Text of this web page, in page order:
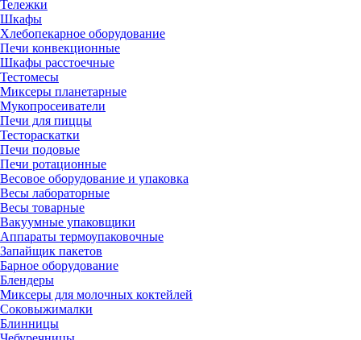
Тележки
Шкафы
Хлебопекарное оборудование
Печи конвекционные
Шкафы расстоечные
Тестомесы
Миксеры планетарные
Мукопросеиватели
Печи для пиццы
Тестораскатки
Печи подовые
Печи ротационные
Весовое оборудование и упаковка
Весы лабораторные
Весы товарные
Вакуумные упаковщики
Аппараты термоупаковочные
Запайщик пакетов
Барное оборудование
Блендеры
Миксеры для молочных коктейлей
Соковыжималки
Блинницы